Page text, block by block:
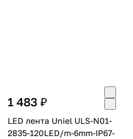
1 483 ₽
LED лента Uniel ULS-N01-
2835-120LED/m-6mm-IP67-